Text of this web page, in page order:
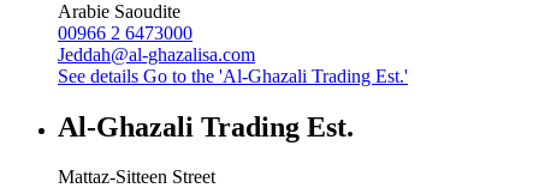
Arabie Saoudite
00966 2 6473000
Jeddah@al-ghazalisa.com
See details Go to the 'Al-Ghazali Trading Est.'
Al-Ghazali Trading Est.
Mattaz-Sitteen Street